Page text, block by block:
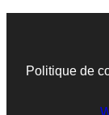
Politique de